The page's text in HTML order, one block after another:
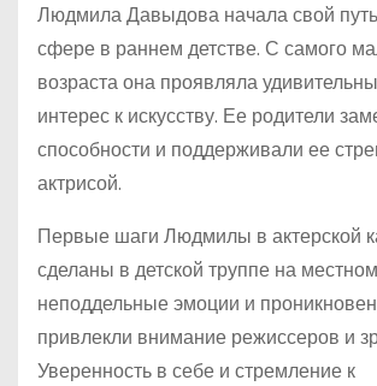
Людмила Давыдова начала свой путь
сфере в раннем детстве. С самого
возраста она проявляла
интерес к искусству. Ее родители
способности и поддерживали ее
актрисой.
Первые шаги Людмилы в актерской
сделаны в детской труппе на
неподдельные эмоции и
привлекли внимание режиссеров и
Уверенность в себе и стремление к